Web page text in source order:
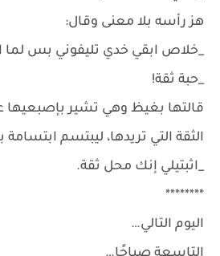
هز رأسه بلا معنى وقال:
_خلاص ابقي خدي تليفوني بس لما
_حبة ثقة!
قالتها بغيظ وهي تشير بإصبعيها
الثقة التي تريدها، ليبتسم
_اثبتيلي إنك محل ثقة.
********
اليوم التالي…